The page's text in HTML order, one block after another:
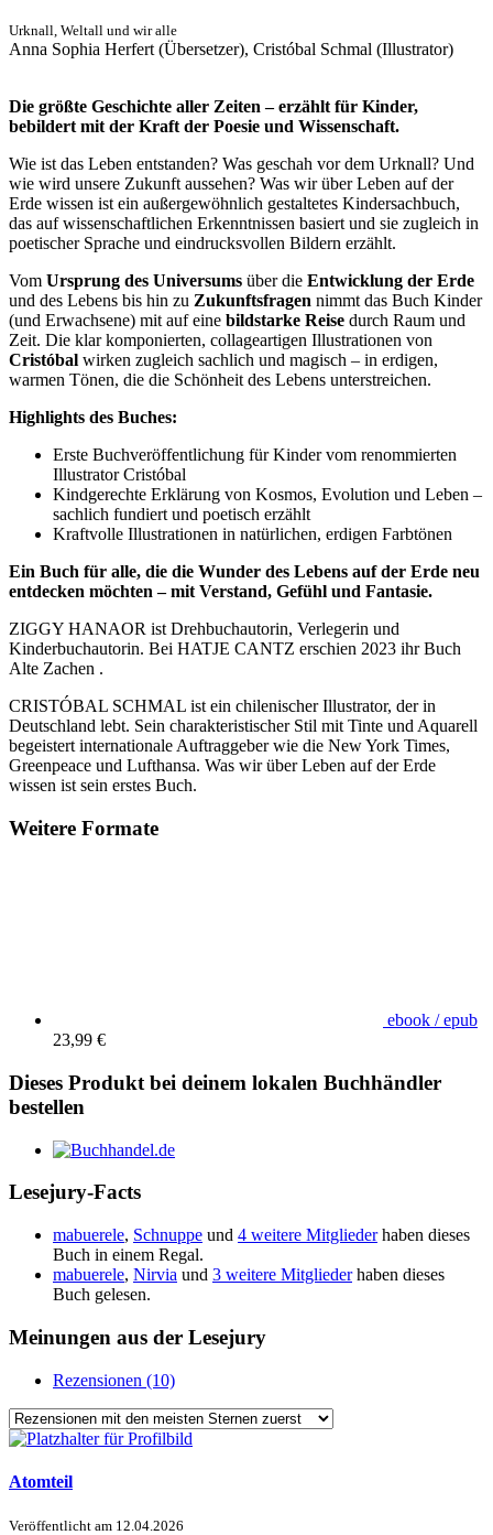
Urknall, Weltall und wir alle
Anna Sophia Herfert (Übersetzer), Cristóbal Schmal (Illustrator)
Die größte Geschichte aller Zeiten – erzählt für Kinder,
bebildert mit der Kraft der Poesie und Wissenschaft.
Wie ist das Leben entstanden? Was geschah vor dem Urknall? Und
wie wird unsere Zukunft aussehen? Was wir über Leben auf der
Erde wissen ist ein außergewöhnlich gestaltetes Kindersachbuch,
das auf wissenschaftlichen Erkenntnissen basiert und sie zugleich in
poetischer Sprache und eindrucksvollen Bildern erzählt.
Vom Ursprung des Universums über die Entwicklung der Erde
und des Lebens bis hin zu Zukunftsfragen nimmt das Buch Kinder
(und Erwachsene) mit auf eine bildstarke Reise durch Raum und
Zeit. Die klar komponierten, collageartigen Illustrationen von
Cristóbal wirken zugleich sachlich und magisch – in erdigen,
warmen Tönen, die die Schönheit des Lebens unterstreichen.
Highlights des Buches:
Erste Buchveröffentlichung für Kinder vom renommierten
Illustrator Cristóbal
Kindgerechte Erklärung von Kosmos, Evolution und Leben –
sachlich fundiert und poetisch erzählt
Kraftvolle Illustrationen in natürlichen, erdigen Farbtönen
Ein Buch für alle, die die Wunder des Lebens auf der Erde neu
entdecken möchten – mit Verstand, Gefühl und Fantasie.
ZIGGY HANAOR ist Drehbuchautorin, Verlegerin und
Kinderbuchautorin. Bei HATJE CANTZ erschien 2023 ihr Buch
Alte Zachen .
CRISTÓBAL SCHMAL ist ein chilenischer Illustrator, der in
Deutschland lebt. Sein charakteristischer Stil mit Tinte und Aquarell
begeistert internationale Auftraggeber wie die New York Times,
Greenpeace und Lufthansa. Was wir über Leben auf der Erde
wissen ist sein erstes Buch.
Weitere Formate
ebook / epub
23,99 €
Dieses Produkt bei deinem lokalen Buchhändler
bestellen
Lesejury-Facts
mabuerele, Schnuppe und 4 weitere Mitgliederhaben dieses
Buch in einem Regal.
mabuerele, Nirvia und 3 weitere Mitgliederhaben dieses
Buch gelesen.
Meinungen aus der Lesejury
Rezensionen (10)
Atomteil
Veröffentlicht am 12.04.2026